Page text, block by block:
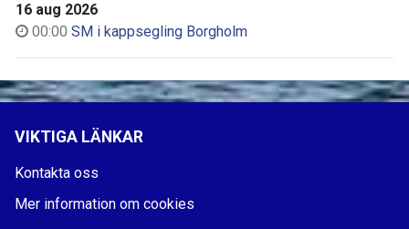
16 aug 2026
00:00 SM i kappsegling Borgholm
VIKTIGA LÄNKAR
Kontakta oss
Mer information om cookies